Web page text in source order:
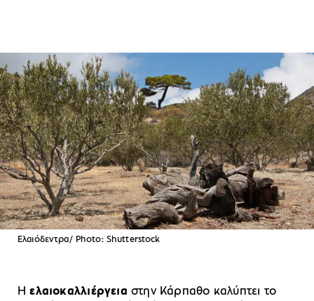
Ελαιόδεντρα/ Photo: Shutterstock
Ηελαιοκαλλιέργεια στην Κάρπαθο καλύπτει το